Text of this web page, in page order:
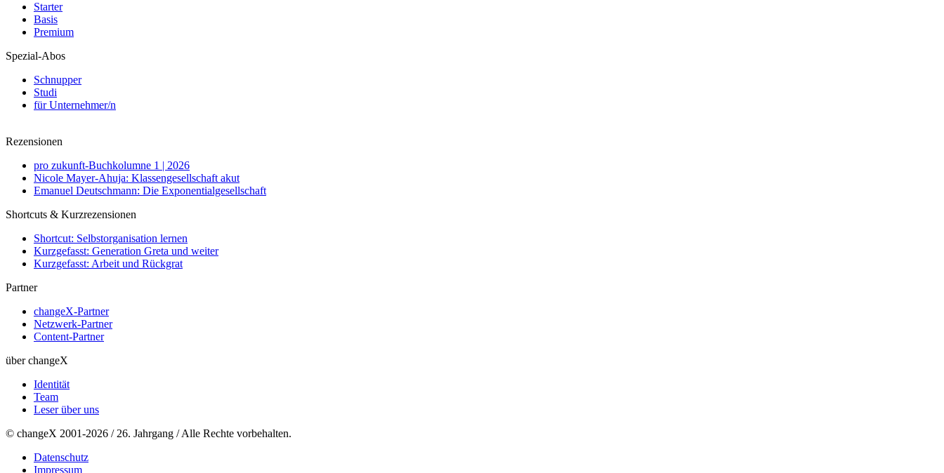
Starter
Basis
Premium
Spezial-Abos
Schnupper
Studi
für Unternehmer/n
Rezensionen
pro zukunft-Buchkolumne 1 | 2026
Nicole Mayer-Ahuja: Klassengesellschaft akut
Emanuel Deutschmann: Die Exponentialgesellschaft
Shortcuts & Kurzrezensionen
Shortcut: Selbstorganisation lernen
Kurzgefasst: Generation Greta und weiter
Kurzgefasst: Arbeit und Rückgrat
Partner
changeX-Partner
Netzwerk-Partner
Content-Partner
über changeX
Identität
Team
Leser über uns
© changeX 2001-2026 / 26. Jahrgang / Alle Rechte vorbehalten.
Datenschutz
Impressum